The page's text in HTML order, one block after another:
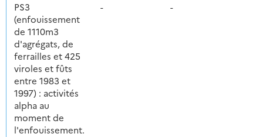
PS3
(enfouissement
de 1110m3
d'agrégats, de
ferrailles et 425
viroles et fûts
entre 1983 et
1997) : activités
alpha au
moment de
l'enfouissement.
- -